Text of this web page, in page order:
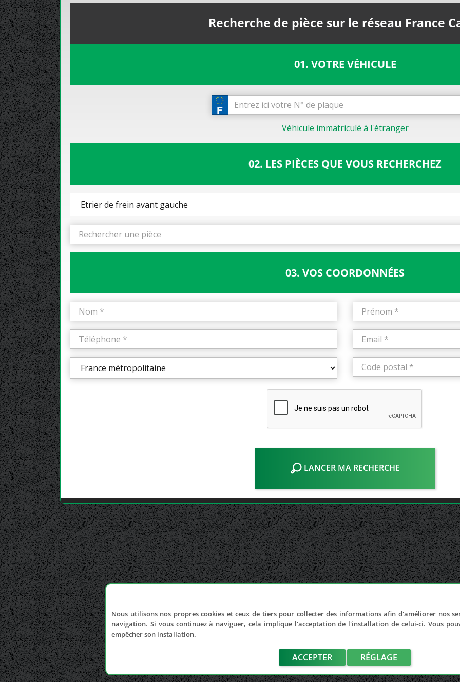
Recherche de pièce sur le réseau France
01. VOTRE VÉHICULE
Véhicule immatriculé à l'étranger
02. LES PIÈCES QUE VOUS RECHERCHEZ
Etrier de frein avant gauche
03. VOS COORDONNÉES
LANCER MA RECHERCHE
Nous utilisons nos propres cookies et ceux de tiers pour collecter des informations afin d'améliorer nos
navigation. Si vous continuez à naviguer, cela implique l'acceptation de l'installation de celui-ci. Vous
empêcher son installation.
ACCEPTER RÉGLAGE